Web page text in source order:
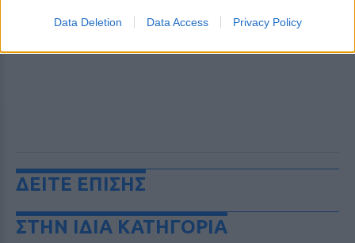
Data Deletion Data Access Privacy Policy
ΔΕΙΤΕ ΕΠΙΣΗΣ
ΣΤΗΝ ΙΔΙΑ ΚΑΤΗΓΟΡΙΑ